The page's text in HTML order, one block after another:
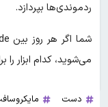
ردموندی‌ها بپردازد.
می‌شوید، کدام ابزار
دست